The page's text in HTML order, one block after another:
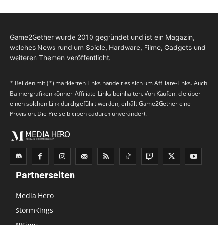
Game2Gether wurde 2010 gegründet und ist ein Magazin,
welches News rund um Spiele, Hardware, Filme, Gadgets und
weiteren Themen veröffentlicht.
* Bei den mit (*) markierten Links handelt es sich um Affiliate-Links. Auch
Bannergrafiken können Affiliate-Links beinhalten. Von Käufen, die über
einen solchen Link durchgeführt werden, erhält Game2Gether eine
Provision. Die Preise bleiben dadurch unverändert.
Partnerseiten
Media Hero
StormKings